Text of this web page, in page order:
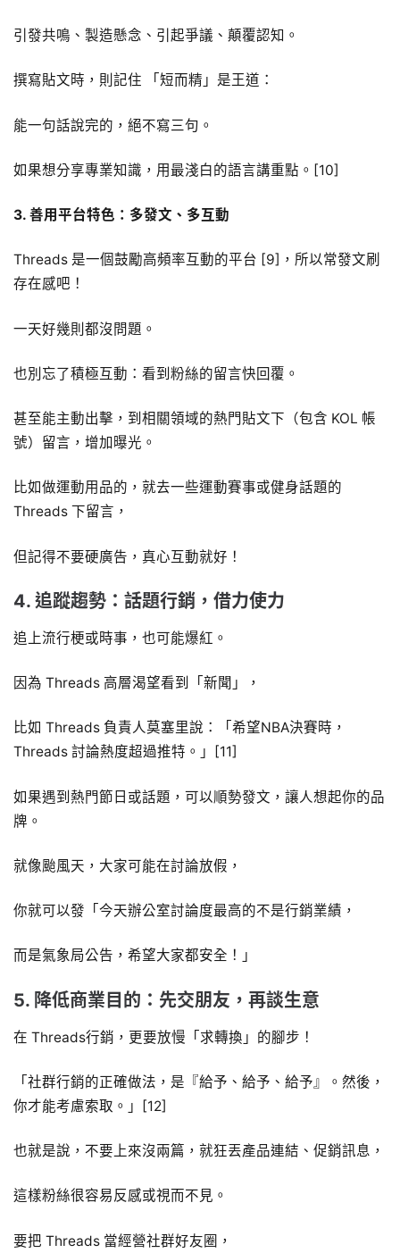
引發共鳴、製造懸念、引起爭議、顛覆認知。
撰寫貼文時，則記住 「短而精」是王道：
能一句話說完的，絕不寫三句。
如果想分享專業知識，用最淺白的語言講重點。[10]
3. 善用平台特色：多發文、多互動
Threads 是一個鼓勵高頻率互動的平台 [9]，所以常發文刷
存在感吧！
一天好幾則都沒問題。
也別忘了積極互動：看到粉絲的留言快回覆。
甚至能主動出擊，到相關領域的熱門貼文下（包含 KOL 帳
號）留言，增加曝光。
比如做運動用品的，就去一些運動賽事或健身話題的
Threads 下留言，
但記得不要硬廣告，真心互動就好！
4. 追蹤趨勢：話題行銷，借力使力
追上流行梗或時事，也可能爆紅。
因為 Threads 高層渴望看到「新聞」，
比如 Threads 負責人莫塞里說：「希望NBA決賽時，
Threads 討論熱度超過推特。」[11]
如果遇到熱門節日或話題，可以順勢發文，讓人想起你的品
牌。
就像颱風天，大家可能在討論放假，
你就可以發「今天辦公室討論度最高的不是行銷業績，
而是氣象局公告，希望大家都安全！」
5. 降低商業目的：先交朋友，再談生意
在 Threads行銷，更要放慢「求轉換」的腳步！
「社群行銷的正確做法，是『給予、給予、給予』。然後，
你才能考慮索取。」[12]
也就是說，不要上來沒兩篇，就狂丟產品連結、促銷訊息，
這樣粉絲很容易反感或視而不見。
要把 Threads 當經營社群好友圈，